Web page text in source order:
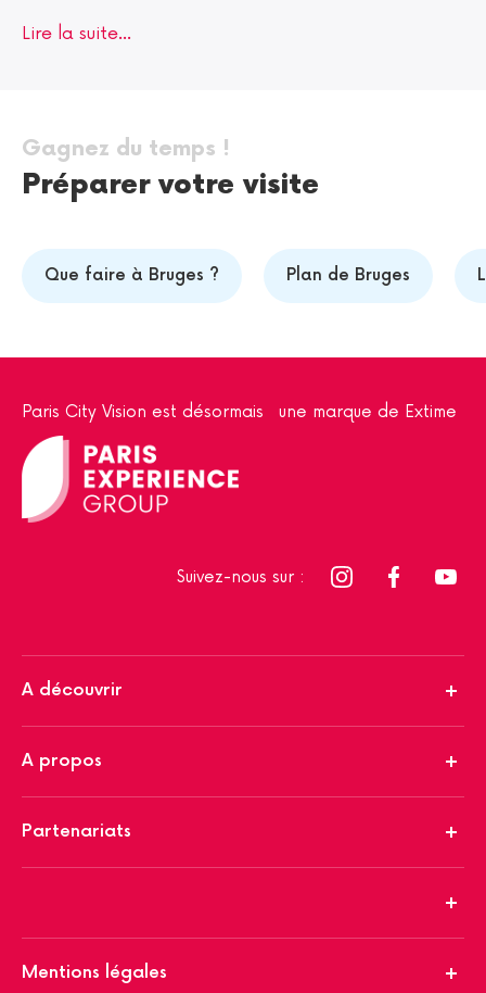
Lire la suite...
Gagnez du temps !
Préparer votre visite
Que faire à Bruges ? Plan de Bruges
Paris City Vision est désormais une marque de Extime
Suivez-nous sur :
A découvrir
A propos
Partenariats
Mentions légales